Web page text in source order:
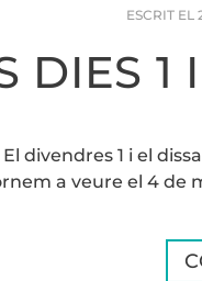
ESCRIT EL
DIES 1
El divendres 1 i el
a veure el 4 de